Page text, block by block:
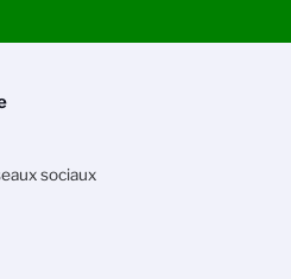
sociaux